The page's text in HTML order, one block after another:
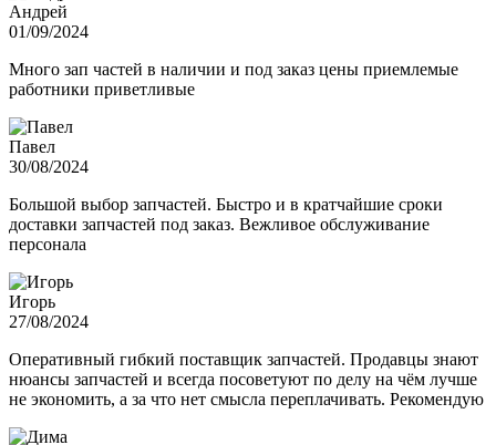
Андрей
01/09/2024
Много зап частей в наличии и под заказ цены приемлемые
работники приветливые
Павел
30/08/2024
Большой выбор запчастей. Быстро и в кратчайшие сроки
доставки запчастей под заказ. Вежливое обслуживание
персонала
Игорь
27/08/2024
Оперативный гибкий поставщик запчастей. Продавцы знают
нюансы запчастей и всегда посоветуют по делу на чём лучше
не экономить, а за что нет смысла переплачивать. Рекомендую